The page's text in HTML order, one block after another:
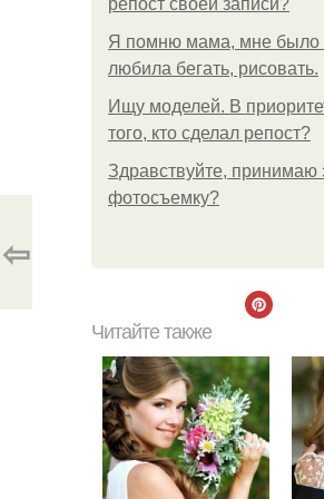
репост своей записи?
Я помню мама, мне было
любила бегать, рисовать.
Ищу моделей. В
того, кто сделал репост?
Здравствуйте, принимаю
фотосъемку?
⇦
Читайте также